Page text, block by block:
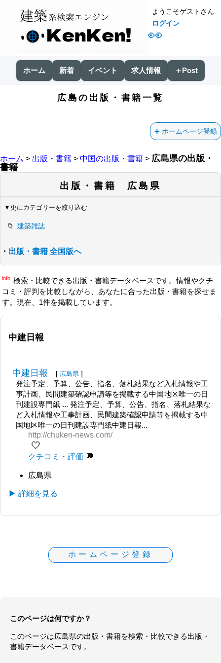
👀
ようこそゲストさん
ログイン
ホーム 新着 イベント 求人情報 ＋Post
広島の出版・書籍一覧
ホームページ登録
ホーム > 出版・書籍 > 中国の出版・書籍 > 広島県の出版・
書籍
出版・書籍 広島県
▼更にカテゴリーを絞り込む
建築雑誌
・ 出版・書籍 全国版へ
info 検索・比較できる出版・書籍データベースです。情報やクチ
コミ・評判を比較しながら、あなたに合った出版・書籍を探せま
す。現在、1件を掲載しています。
中建日報
中建日報 [ 広島県 ]
発注予定、予算、公告、指名、落札結果など入札情報や工
事計画、民間建築確認申請等を掲載する中国地区唯一の日
刊建設専門紙 ... 発注予定、予算、公告、指名、落札結果な
ど入札情報や工事計画、民間建築確認申請等を掲載する中
国地区唯一の日刊建設専門紙中建日報...
http://chuken-news.com/
🤍
クチコミ・評価
広島県
▶ 詳細を見る
ホームページ登録
このページは何ですか？
このページは広島県の出版・書籍を検索・比較できる出版・
書籍データベースです。